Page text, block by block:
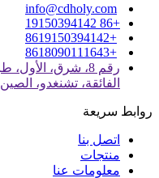
info@cdholy.com
+86 19150394142
+8619150394142
+8618090111643
رقم 8، شرق،
الفائقة، تشنغدو، الصين
روابط سريعة
اتصل بنا
منتجات
معلومات عنا